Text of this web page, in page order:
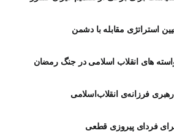
استراتژی مقابله با دشمن
های انقلاب اسلامی در جنگ رمضان
فرزانه‌ی انقلاب‌اسلامی
برای فردای پیروزی قطعی